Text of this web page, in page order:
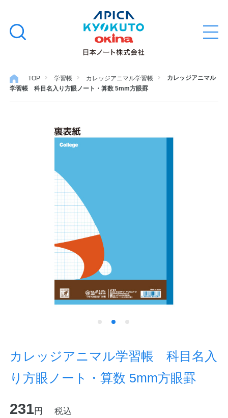
文
キ
ッ
開
検
る
ノート・メモ
ファイル・バインダー
特集・コラム
ノートの豆知識
探求・自主学習のすすめ
アンケート
企業情報 SDGsと未来
カタログ
TOP 学習帳 カレッジアニマル学習帳
カレッジアニマル
学習帳 科目名入り方眼ノート・算数 5mm方眼罫
カレッジアニマル学習帳 科目名入
り方眼ノート・算数 5mm方眼罫
231円 税込